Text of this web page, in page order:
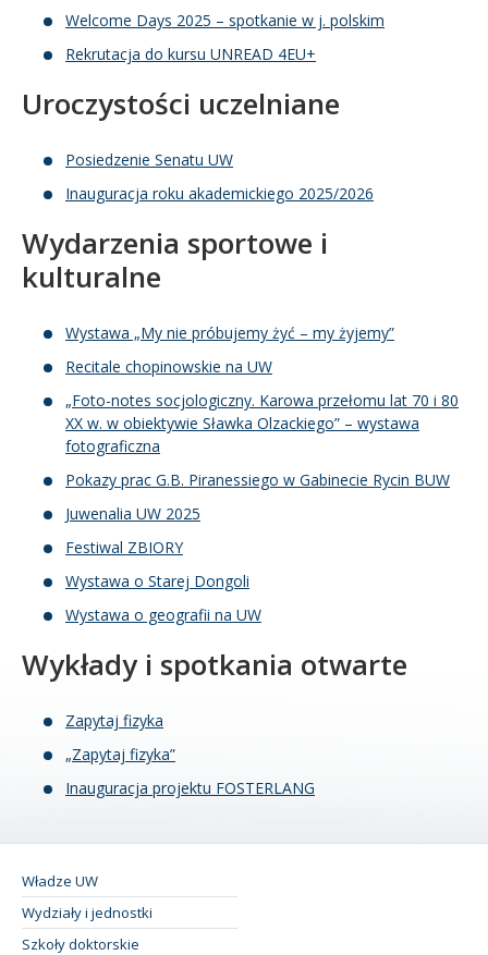
Welcome Days 2025 – spotkanie w j. polskim
Rekrutacja do kursu UNREAD 4EU+
Uroczystości uczelniane
Posiedzenie Senatu UW
Inauguracja roku akademickiego 2025/2026
Wydarzenia sportowe i
kulturalne
Wystawa „My nie próbujemy żyć – my żyjemy”
Recitale chopinowskie na UW
„Foto-notes socjologiczny. Karowa przełomu lat 70 i 80
XX w. w obiektywie Sławka Olzackiego” – wystawa
fotograficzna
Pokazy prac G.B. Piranessiego w Gabinecie Rycin BUW
Juwenalia UW 2025
Festiwal ZBIORY
Wystawa o Starej Dongoli
Wystawa o geografii na UW
Wykłady i spotkania otwarte
Zapytaj fizyka
„Zapytaj fizyka”
Inauguracja projektu FOSTERLANG
Władze UW
Wydziały i jednostki
Szkoły doktorskie